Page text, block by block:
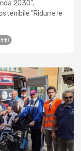
2030",
"Ridurre le